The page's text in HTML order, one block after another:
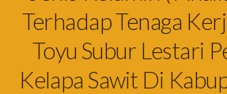
Terhadap Tenaga
Toyu Subur Lestari
Kelapa Sawit Di